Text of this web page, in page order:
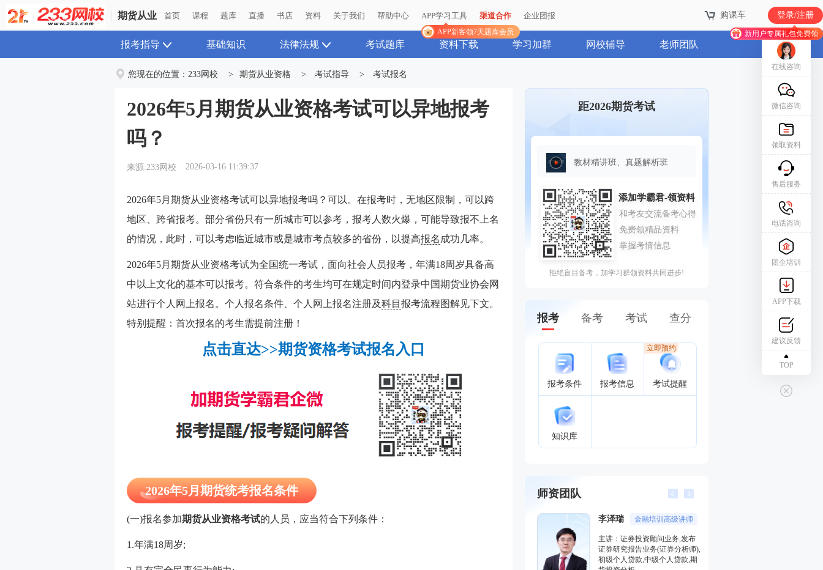
期货从业 首页 课程 题库 直播 书店 资料 关于我们 帮助中心 APP学习工具
APP新客领7天题库会员
渠道合作 企业团报 购课车 登录/注册
新用户专属礼包免费领
报考指导 基础知识 法律法规 考试题库 资料下载 学习加群 网校辅导 老师团队
您现在的位置： 233网校 > 期货从业资格 > 考试指导 > 考试报名
2026年5月期货从业资格考试可以异地报考
吗？
来源:233网校 2026-03-16 11:39:37
2026年5月期货从业资格考试可以异地报考吗？可以。在报考时，无地区限制，可以跨
地区、跨省报考。部分省份只有一所城市可以参考，报考人数火爆，可能导致报不上名
的情况，此时，可以考虑临近城市或是城市考点较多的省份，以提高报名 成功几率。
2026年5月期货从业资格考试为全国统一考试，面向社会人员报考，年满18周岁具备高
中以上文化的基本可以报考。符合条件的考生均可在规定时间内登录中国期货业协会网
站进行个人网上报名。个人报名条件、 个人网上报名注册及科目 报考流程图解见下文。
特别提醒：首次报名的考生需提前注册！
点击直达>>期货资格考试报名入口
2026年5月期货统考报名条件
(一)报名参加期货从业资格考试的人员，应当符合下列条件：
1.年满18周岁;
距2026期货考试
教材精讲班、真题解析班
拒绝盲目备考，加学习群领资料共同进步!
报考 备考 考试 查分
报考条件 报考信息 考试提醒
立即预约
知识库
师资团队
李泽瑞 金融培训高级讲师
主讲：证券投资顾问业务,发布
证券研究报告业务(证券分析师),
初级个人贷款,中级个人贷款,期
在线咨询
微信咨询
领取资料
售后服务
电话咨询
团企培训
APP下载
建议反馈
TOP